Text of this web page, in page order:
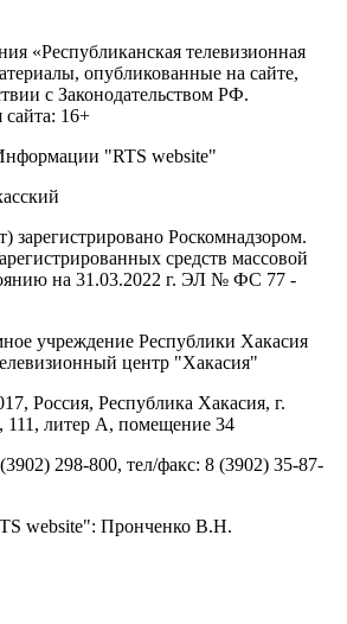
«Республиканская телевизионная
опубликованные на сайте,
с Законодательством РФ.
сайта: 16+
"RTS website"
зарегистрировано Роскомнадзором.
средств массовой
на 31.03.2022 г. ЭЛ № ФС 77 -
учреждение Республики Хакасия
центр "Хакасия"
Россия, Республика Хакасия, г.
литер А, помещение 34
298-800, тел/факс: 8 (3902) 35-87-
website": Пронченко В.Н.